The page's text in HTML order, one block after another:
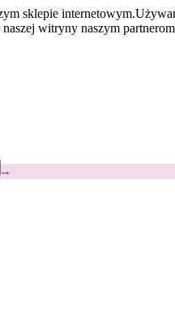
sklepie internetowym.
witryny naszym